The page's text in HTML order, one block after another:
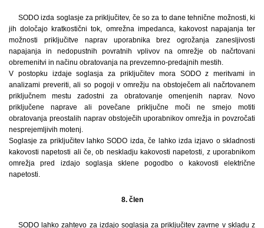
SODO izda soglasje za priključitev, če so za to dane tehnične možnosti, ki
jih določajo kratkostični tok, omrežna impedanca, kakovost napajanja ter
možnosti priključitve naprav uporabnika brez ogrožanja zanesljivosti
napajanja in nedopustnih povratnih vplivov na omrežje ob načrtovani
obremenitvi in načinu obratovanja na prevzemno-predajnih mestih.
V postopku izdaje soglasja za priključitev mora SODO z meritvami in
analizami preveriti, ali so pogoji v omrežju na obstoječem ali načrtovanem
priključnem mestu zadostni za obratovanje omenjenih naprav. Novo
priključene naprave ali povečane priključne moči ne smejo motiti
obratovanja preostalih naprav obstoječih uporabnikov omrežja in povzročati
nesprejemljivih motenj.
Soglasje za priključitev lahko SODO izda, če lahko izda izjavo o skladnosti
kakovosti napetosti ali če, ob neskladju kakovosti napetosti, z uporabnikom
omrežja pred izdajo soglasja sklene pogodbo o kakovosti električne
napetosti.
8. člen
SODO lahko zahtevo za izdajo soglasja za priključitev zavrne v skladu z